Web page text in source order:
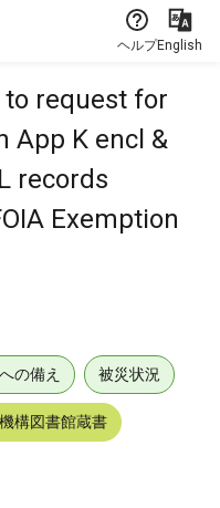
ヘルプEnglish
request for
App K encl &
records
Exemption
の備え 被災状況
構図書館蔵書